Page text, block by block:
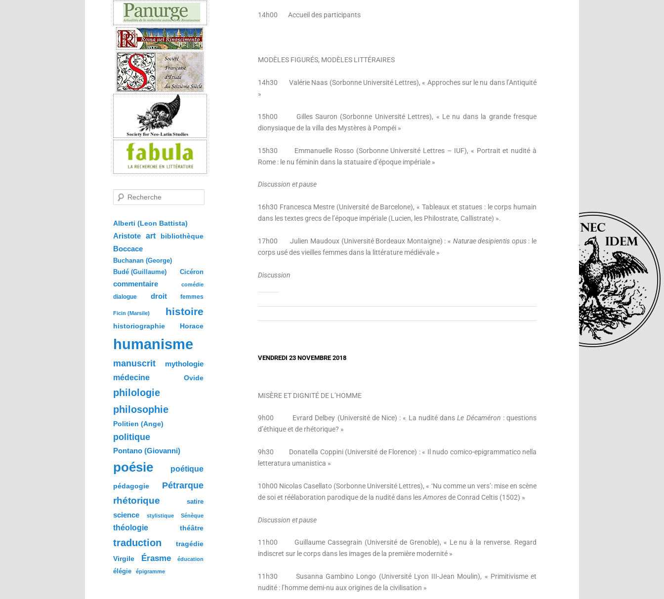
14h00 Accueil des participants
MODÈLES FIGURÉS, MODÈLES LITTÉRAIRES
14h30 Valérie Naas (Sorbonne Université Lettres), « Approches sur le nu dans l’Antiquité
»
15h00 Gilles Sauron (Sorbonne Université Lettres), « Le nu dans la grande fresque
dionysiaque de la villa des Mystères à Pompéi »
15h30 Emmanuelle Rosso (Sorbonne Université Lettres – IUF), « Portrait et nudité à
Rome : le nu féminin dans la statuaire d’époque impériale »
Discussion et pause
16h30 Francesca Mestre (Université de Barcelone), « Tableaux et statues : le corps humain
dans les textes grecs de l’époque impériale (Lucien, les Philostrate, Callistrate) ».
17h00 Julien Maudoux (Université Bordeaux Montaigne) : « Naturae desipientis opus : le
corps usé des vieilles femmes dans la littérature médiévale »
Discussion
VENDREDI 23 NOVEMBRE 2018
MISÈRE ET DIGNITÉ DE L’HOMME
9h00 Evrard Delbey (Université de Nice) : « La nudité dansLe Décaméron : questions
d’éthique et de rhétorique? »
9h30 Donatella Coppini (Université de Florence) : « Il nudo comico-epigrammatico nella
letteratura umanistica »
10h00 Nicolas Casellato (Sorbonne Université Lettres), « ‘Nu comme un vers’: mise en scène
de soi et réélaboration parodique de la nudité dans lesAmoresde Conrad Celtis (1502) »
Discussion et pause
11h00 Guillaume Cassegrain (Université de Grenoble), « Le nu à la renverse. Regard
indiscret sur le corps dans les images de la première modernité »
11h30 Susanna Gambino Longo (Université Lyon III-Jean Moulin), « Primitivisme et
nudité : l’homme demi-nu aux origines de la civilisation »
c
e
c
e
Alberti (Leon Battista)
Aristote art bibliothèque
Boccace
Buchanan (George)
Budé (Guillaume) Cicéron
commentaire comédie
dialogue droit femmes
Ficin (Marsile) histoire
historiographie Horace
humanisme
manuscrit
mythologie
médecine
Ovide
philologie
philosophie
Politien (Ange)
politique
Pontano (Giovanni)
poésie poétique
pédagogie Pétrarque
rhétorique satire
science stylistique Sénèque
théologie théâtre
traduction
tragédie
Virgile
Érasme éducation
élégie épigramme